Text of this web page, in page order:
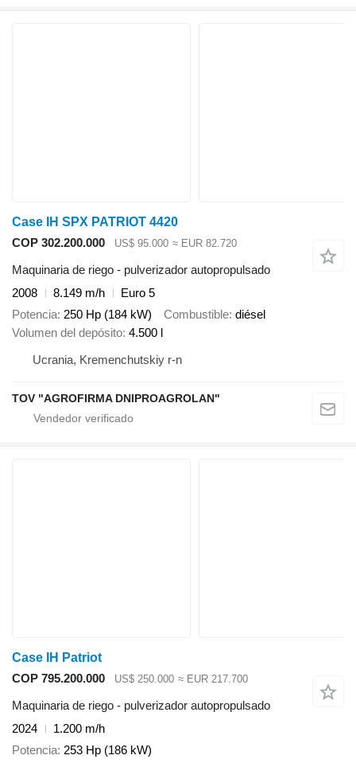
Case IH SPX PATRIOT 4420
COP 302.200.000
US$ 95.000 ≈ EUR 82.720
Maquinaria de riego - pulverizador autopropulsado
2008
8.149 m/h
Euro 5
Potencia 250 Hp (184 kW) Combustible diésel
Volumen del depósito 4.500 l
Ucrania, Kremenchutskiy r-n
TOV "AGROFIRMA DNIPROAGROLAN"
Case IH Patriot
COP 795.200.000
US$ 250.000 ≈ EUR 217.700
Maquinaria de riego - pulverizador autopropulsado
2024
1.200 m/h
Potencia 253 Hp (186 kW)